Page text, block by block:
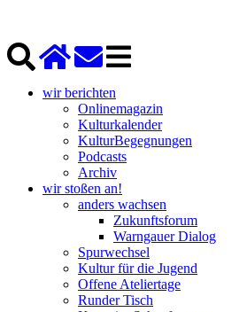
wir berichten
Onlinemagazin
Kulturkalender
KulturBegegnungen
Podcasts
Archiv
wir stoßen an!
anders wachsen
Zukunftsforum
Warngauer Dialog
Spurwechsel
Kultur für die Jugend
Offene Ateliertage
Runder Tisch